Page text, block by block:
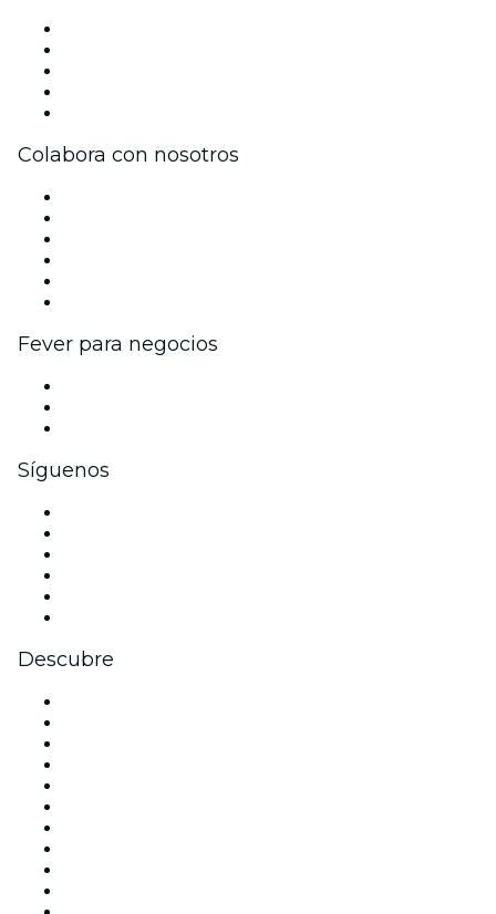
Colabora con nosotros
Fever para negocios
Síguenos
Descubre